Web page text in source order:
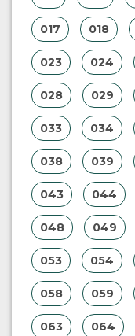
006 007
011 012
017 018
023 024
028 029
033 034
038 039
043 044
048 049
053 054